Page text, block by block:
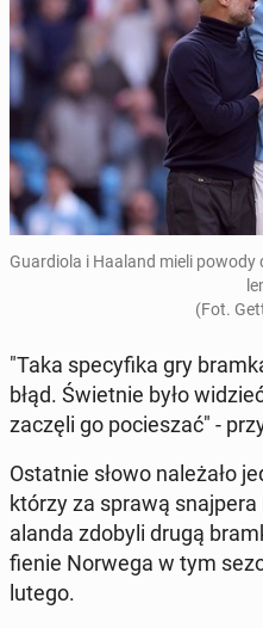
Gu­ar­dio­la i Haaland mieli
(Fot.
"Taka spe­cy­fi­ka gry
błąd. Świet­nie było
zaczęli go po­cie­szać" -
Ostat­nie słowo na­le­ża­ło
którzy za sprawą
alan­da zdobyli drugą
fie­nie Norwega w tym
lutego.